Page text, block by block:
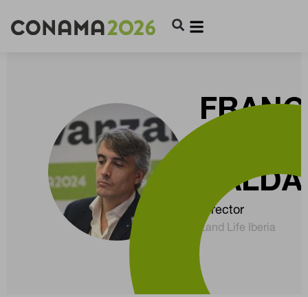
BALDA
Director
Land Life Iberia